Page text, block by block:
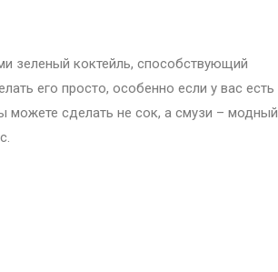
зеленый коктейль, способствующий
его просто, особенно если у вас есть
можете сделать не сок, а смузи – модный